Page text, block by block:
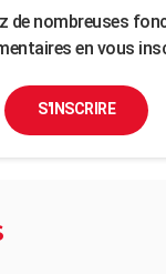
de nombreuses
en vous
S'INSCRIRE